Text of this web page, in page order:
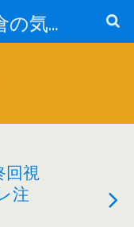
速報！ラモーン朝倉の気になるトレンド！
回視
注